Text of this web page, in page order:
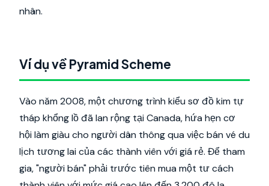
nhân.
Ví dụ về Pyramid Scheme
Vào năm 2008, một chương trình kiểu sơ đồ kim tự
tháp khổng lồ đã lan rộng tại Canada, hứa hẹn cơ
hội làm giàu cho người dân thông qua việc bán vé du
lịch tương lai của các thành viên với giá rẻ. Để tham
gia, "người bán" phải trước tiên mua một tư cách